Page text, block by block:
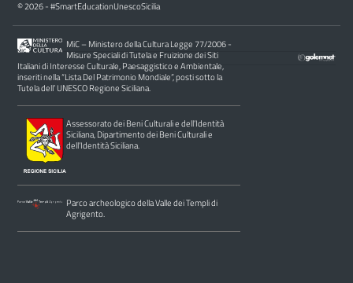
© 2026 - #SmartEducationUnescoSicilia
MiC – Ministero della Cultura Legge 77/2006 -
Misure Speciali di Tutela e Fruizione dei Siti
Italiani di Interesse Culturale, Paesaggistico e Ambientale,
inseriti nella “Lista Del Patrimonio Mondiale”, posti sotto la
Tutela dell’ UNESCO Regione Siciliana.
Assessorato dei Beni Culturali e dell’Identità
Siciliana, Dipartimento dei Beni Culturali e
dell’Identità Siciliana.
Parco archeologico della Valle dei Templi di
Agrigento.